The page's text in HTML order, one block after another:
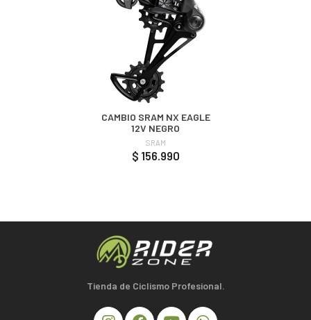
CAMBIO SRAM NX EAGLE
12V NEGRO
SRAM
$ 156.990
Tienda de Ciclismo Profesional.